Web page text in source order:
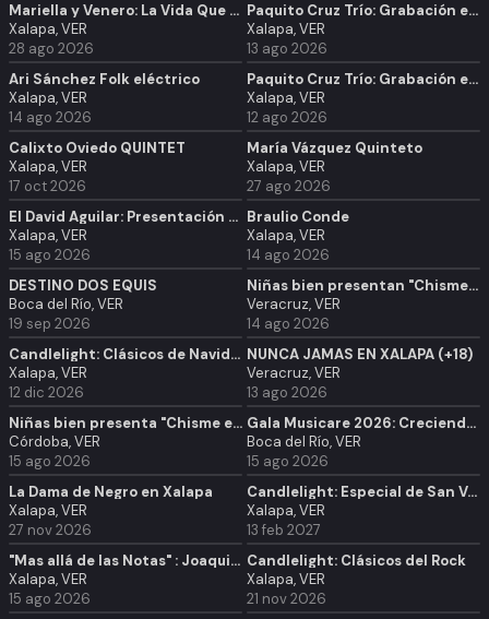
Mariella y Venero: La Vida Que Nos Tocó
Xalapa, VER
28 ago 2026
Paquito Cruz Trío: Grabación en vivo (segundo concierto)
Xalapa, VER
13 ago 2026
Ari Sánchez Folk eléctrico
Xalapa, VER
14 ago 2026
Paquito Cruz Trío: Grabación en vivo (primer concierto)
Xalapa, VER
12 ago 2026
Calixto Oviedo QUINTET
Xalapa, VER
17 oct 2026
María Vázquez Quinteto
Xalapa, VER
27 ago 2026
El David Aguilar: Presentación de disco “Vigente”
Xalapa, VER
15 ago 2026
Braulio Conde
Xalapa, VER
14 ago 2026
DESTINO DOS EQUIS
Boca del Río, VER
19 sep 2026
Niñas bien presentan "Chisme en tu ciudad" | Comedia | Veracruz
Veracruz, VER
14 ago 2026
Candlelight: Clásicos de Navidad
Xalapa, VER
12 dic 2026
NUNCA JAMAS EN XALAPA (+18)
Veracruz, VER
13 ago 2026
Niñas bien presenta "Chisme en tu ciudad" | Comedia | Córdoba
Córdoba, VER
15 ago 2026
Gala Musicare 2026: Creciendo con la Música
Boca del Río, VER
15 ago 2026
La Dama de Negro en Xalapa
Xalapa, VER
27 nov 2026
Candlelight: Especial de San Valentín
Xalapa, VER
13 feb 2027
"Mas allá de las Notas" : Joaquin Clerch
Xalapa, VER
15 ago 2026
Candlelight: Clásicos del Rock
Xalapa, VER
21 nov 2026